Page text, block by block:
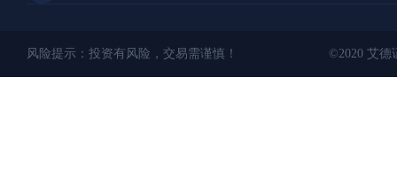
风险提示：投资有风险，交易需谨慎！ ©2020 艾德